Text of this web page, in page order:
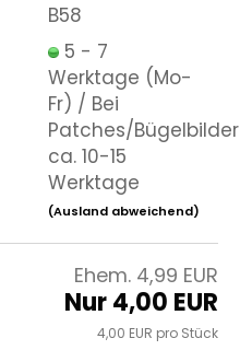
B58
5 - 7
Werktage (Mo-
Fr) / Bei
Patches/Bügelbilder
ca. 10-15
Werktage
(Ausland abweichend)
Ehem. 4,99 EUR
Nur 4,00 EUR
4,00 EUR pro Stück